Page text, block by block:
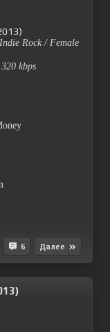
Rock / Female
kbps
6 Далее